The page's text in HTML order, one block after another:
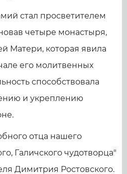
стал просветителем
четыре монастыря,
Матери, которая явила
его молитвенных
способствовала
и укреплению
отца нашего
Галичского чудотворца"
Димитрия Ростовского.